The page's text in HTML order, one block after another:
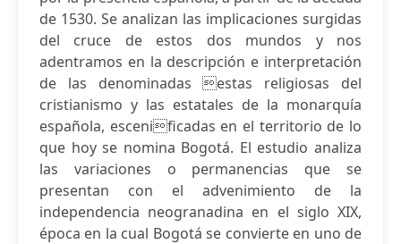
de 1530. Se analizan las implicaciones surgidas
del cruce de estos dos mundos y nos
adentramos en la descripción e interpretación
de las denominadas estas religiosas del
cristianismo y las estatales de la monarquía
española, escenificadas en el territorio de lo
que hoy se nomina Bogotá. El estudio analiza
las variaciones o permanencias que se
presentan con el advenimiento de la
independencia neogranadina en el siglo XIX,
época en la cual Bogotá se convierte en uno de